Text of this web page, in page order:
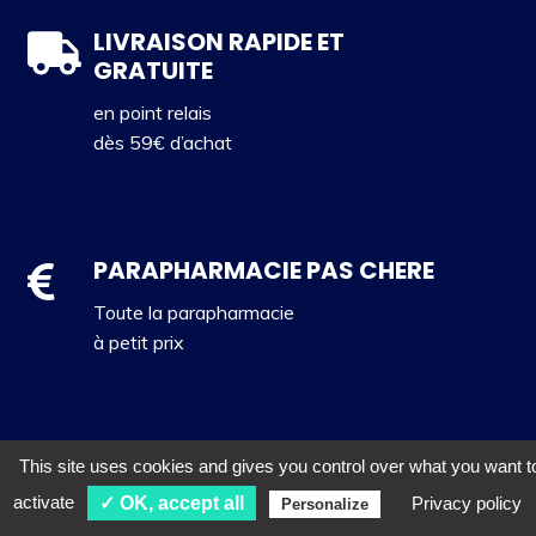
LIVRAISON RAPIDE ET
GRATUITE
en point relais
dès 59€ d’achat
PARAPHARMACIE PAS CHERE
Toute la parapharmacie
à petit prix
SITE ET PAIEMENT SECURISES
Visitez et achetez en toute tranquillité !
This site uses cookies and gives you control over what you want
activate
✓ OK, accept all Personalize Privacy policy